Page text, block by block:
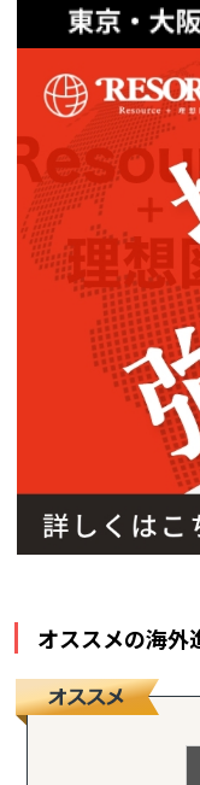
オススメの海外